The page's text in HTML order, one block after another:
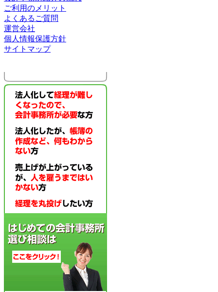
ご利用のメリット
よくあるご質問
運営会社
個人情報保護方針
サイトマップ